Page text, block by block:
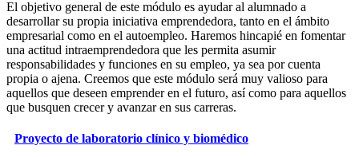
El objetivo general de este módulo es ayudar al alumnado a
desarrollar su propia iniciativa emprendedora, tanto en el ámbito
empresarial como en el autoempleo. Haremos hincapié en fomentar
una actitud intraemprendedora que les permita asumir
responsabilidades y funciones en su empleo, ya sea por cuenta
propia o ajena. Creemos que este módulo será muy valioso para
aquellos que deseen emprender en el futuro, así como para aquellos
que busquen crecer y avanzar en sus carreras.
Proyecto de laboratorio clínico y biomédico